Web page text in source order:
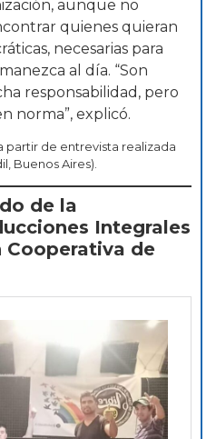
aunque no
quienes quieran
necesarias para
al día. “Son
responsabilidad, pero
norma”, explicó.
partir de entrevista realizada
Buenos Aires).
de la
Integrales
Cooperativa de